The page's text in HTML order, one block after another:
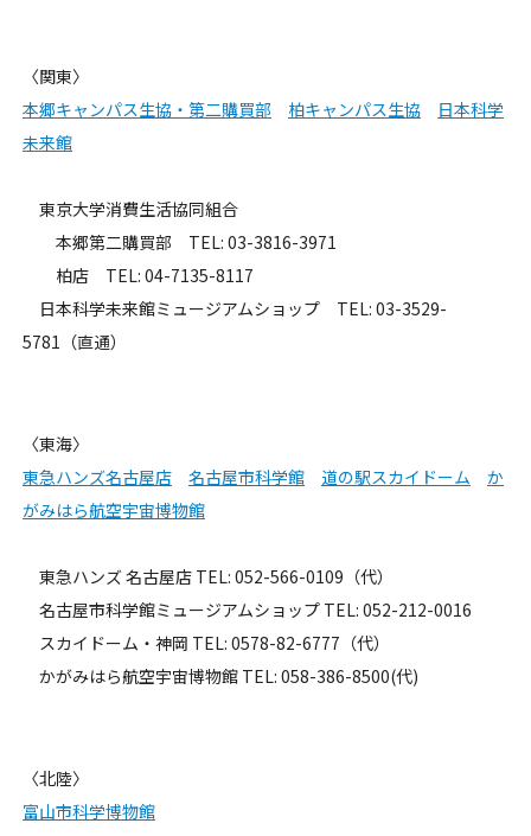
〈関東〉
本郷キャンパス生協・第二購買部
柏キャンパス生協
日本科学
未来館
東京大学消費生活協同組合
本郷第二購買部 TEL: 03-3816-3971
柏店 TEL: 04-7135-8117
日本科学未来館ミュージアムショップ TEL: 03-3529-
5781（直通）
〈東海〉
東急ハンズ名古屋店
名古屋市科学館 道の駅スカイドーム
か
がみはら航空宇宙博物館
東急ハンズ 名古屋店 TEL: 052-566-0109（代）
名古屋市科学館ミュージアムショップ TEL: 052-212-0016
スカイドーム・神岡 TEL: 0578-82-6777（代）
かがみはら航空宇宙博物館 TEL: 058-386-8500(代)
〈北陸〉
富山市科学博物館